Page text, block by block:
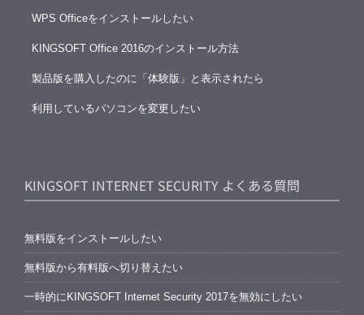
WPS Officeをインストールしたい
KINGSOFT Office 2016のインストール方法
製品版を購入したのに「体験版」と表示されたら
利用しているパソコンを変更したい
KINGSOFT INTERNET SECURITY よくある質問
無料版をインストールしたい
無料版から有料版へ切り替えたい
一時的にKINGSOFT Internet Security 2017を無効にしたい